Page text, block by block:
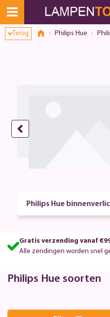
Terug Philips Hue
Philips Hue
Gratis verzending vanaf
Alle zendingen worden snel
Philips Hue soorten